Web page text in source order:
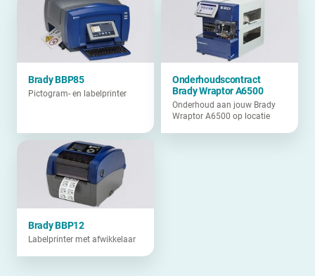
Brady BBP85
Pictogram- en labelprinter
Onderhoudscontract
Brady Wraptor A6500
Onderhoud aan jouw Brady
Wraptor A6500 op locatie
Brady BBP12
Labelprinter met afwikkelaar